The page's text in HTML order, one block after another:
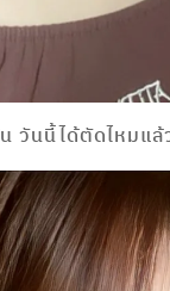
วันนี้ได้ตัดไหมแล้